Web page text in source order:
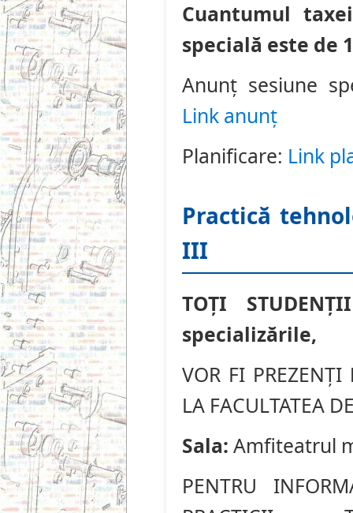
Cuantumul
specială este de
Anunț sesiune
Link anunț
Planificare: Link
Practică
III
TOȚI
specializările,
VOR FI PREZENȚI
LA FACULTATEA
Sala: Amfiteatrul
PENTRU